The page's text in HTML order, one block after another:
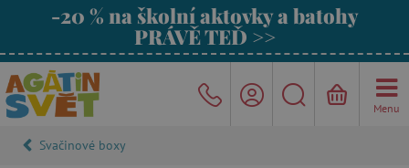
-20 % na školní aktovky a batohy
PRÁVĚ TEĎ >>
Menu
Svačinové boxy